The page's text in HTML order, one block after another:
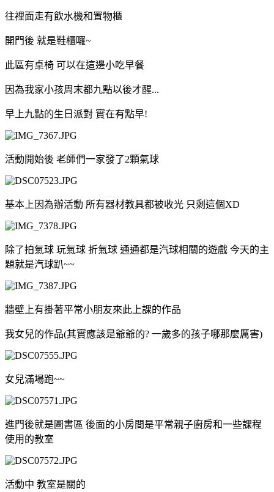
往裡面走有飲水機和置物櫃
開門後 就是鞋櫃囉~
此區有桌椅 可以在這邊小吃早餐
因為我家小孩周末都九點以後才醒...
早上九點的生日派對 實在有點早!
活動開始後 老師們一家發了2顆氣球
基本上因為辦活動 所有器材教具都被收光 只剩這個XD
除了拍氣球 玩氣球 折氣球 通通都是汽球相關的遊戲 今天的主
題就是汽球趴~~
牆壁上有掛著平常小朋友來此上課的作品
我女兒的作品(其實應該是爺爺的? 一歲多的孩子哪那麼厲害)
女兒滿場跑~~
進門後就是圖書區 後面的小房間是平常親子廚房和一些課程
使用的教室
活動中 教室是關的